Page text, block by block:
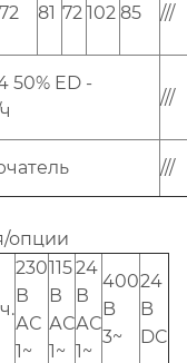
72 81 72 102 85 ///
50% ED -
///
///
опции
230
В
АС
1~
115
В
АС
1~
24
В
АС
1~
400
B
3~
24
B
DC